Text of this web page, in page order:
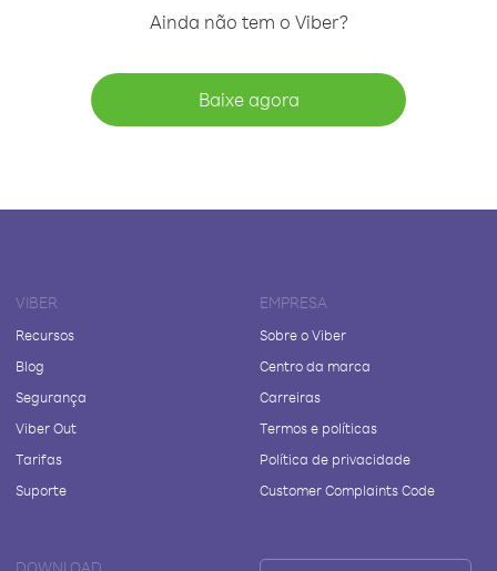
Ainda não tem o Viber?
Baixe agora
VIBER
Recursos
Blog
Segurança
Viber Out
Tarifas
Suporte
EMPRESA
Sobre o Viber
Centro da marca
Carreiras
Termos e políticas
Política de privacidade
Customer Complaints Code
DOWNLOAD